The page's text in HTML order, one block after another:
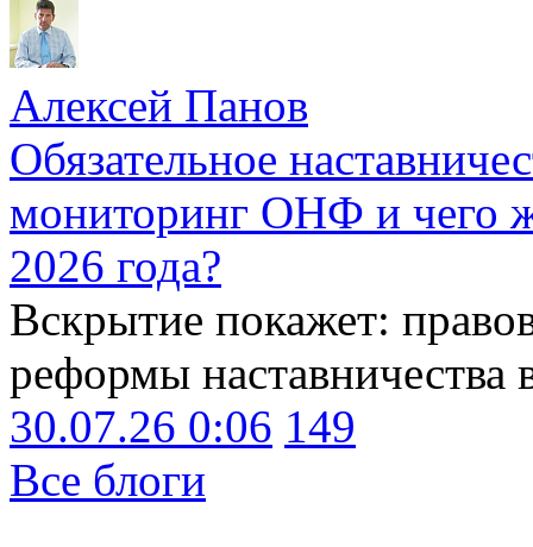
Алексей Панов
Обязательное
мониторинг ОНФ и чего
2026 года?
Вскрытие покажет:
реформы наставничества
30.07.26 0:06 149
Все блоги